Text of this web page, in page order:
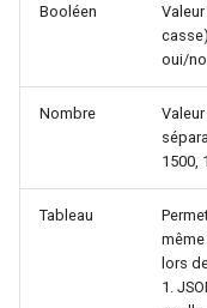
Booléen
oui/
Nombre
1500,
Tableau
lors
1.